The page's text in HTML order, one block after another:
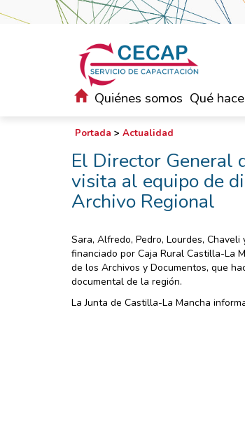
Quiénes somos Qué
Portada > Actualidad
El Director General
visita al equipo de
Archivo Regional
Sara, Alfredo, Pedro, Lourdes,
financiado por Caja Rural Castilla-La
de los Archivos y Documentos, que
documental de la región.
La Junta de Castilla-La Mancha